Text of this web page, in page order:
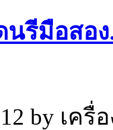
นรีมือสอง
by เค